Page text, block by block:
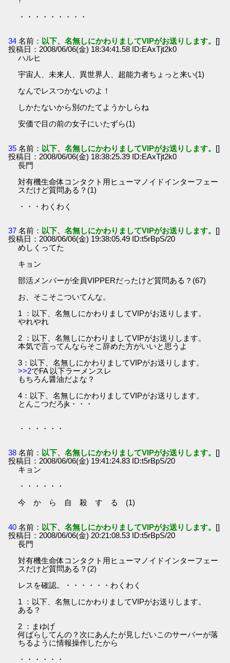
・・・・・・・・・
34 名前： 以下、名無しにかわりましてVIPがお送りします。 []
投稿日：2008/06/06(金) 18:34:41.58 ID:EAxTjt2k0
ハルヒ
宇宙人、未来人、異世界人、超能力者ちょっと来い(1)
なんでレスつかないのよ！
しかたないから別のたてようかしらね
安価で目の前の女子にいたずら(1)
35 名前： 以下、名無しにかわりましてVIPがお送りします。 []
投稿日：2008/06/06(金) 18:38:25.39 ID:EAxTjt2k0
長門
対有機生命体コンタクト用ヒューマノイドインターフェー
スだけど質問ある？(1)
・・・わくわく
37 名前： 以下、名無しにかわりましてVIPがお送りします。 []
投稿日：2008/06/06(金) 19:38:05.49 ID:t5rBpS/20
めしくってた
キョン
部活メンバーが全員VIPPERだったけど質問ある？(67)
お、そこそこついてんな。
1 ：以下、名無しにかわりましてVIPがお送りします。
やれやれ
2 ：以下、名無しにかわりましてVIPがお送りします。
本気で言ってんならそこ辞めた方がいいと思うよ
3：以下、名無しにかわりましてVIPがお送りします。
>>2でFA 以下ラーメンスレ
もちろん醤油だよな？
4：以下、名無しにかわりましてVIPがお送りします。
とんこつだろjk・・・
・・・・・・
38 名前： 以下、名無しにかわりましてVIPがお送りします。 []
投稿日：2008/06/06(金) 19:41:24.83 ID:t5rBpS/20
キョン
・・・・・・
今 か ら 自 殺 す る (1)
40 名前： 以下、名無しにかわりましてVIPがお送りします。 []
投稿日：2008/06/06(金) 20:21:08.53 ID:t5rBpS/20
長門
対有機生命体コンタクト用ヒューマノイドインターフェー
スだけど質問ある？(2)
レスを確認。・・・・・・わくわく
1 ：以下、名無しにかわりましてVIPがお送りします。
ある？
2 ：まゆげ
何ばらしてんの？次にあんたが見しだいこのサーバーが落
ちるように情報操作したから
・・・・・・